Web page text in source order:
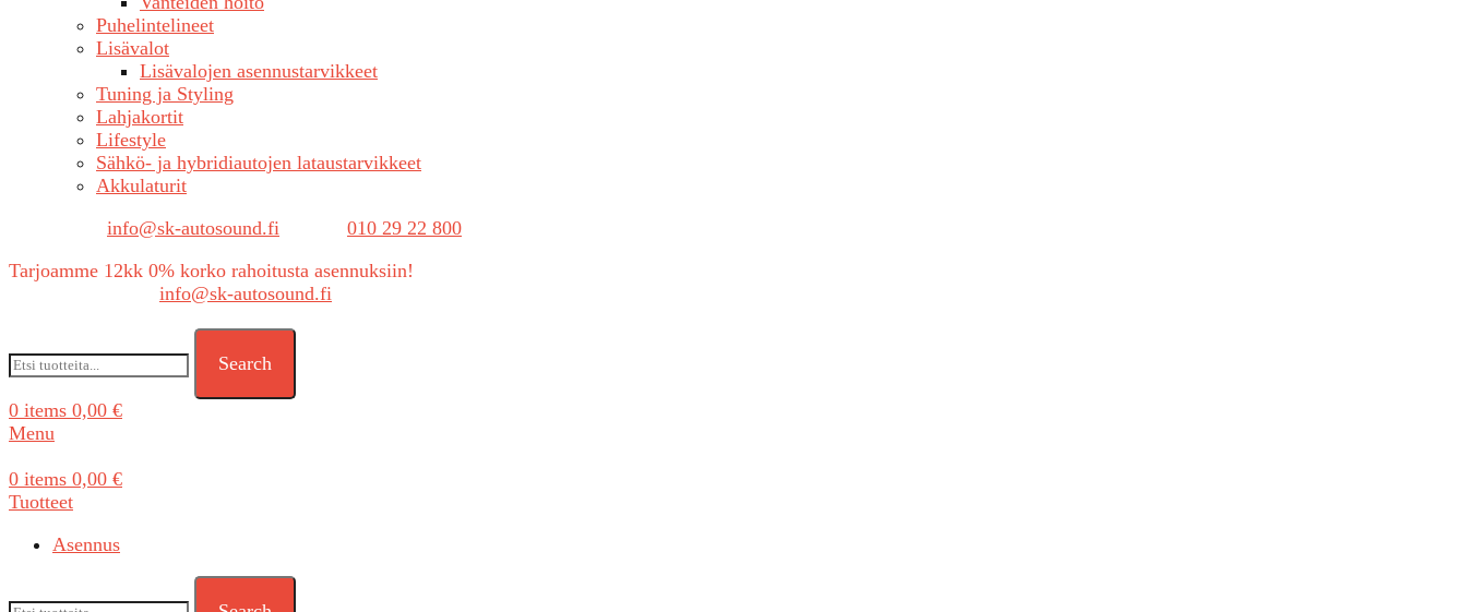
Puhelintelineet
Lisävalot
Lisävalojen asennustarvikkeet
Tuning ja Styling
Lahjakortit
Lifestyle
Sähkö- ja hybridiautojen lataustarvikkeet
Akkulaturit
info@sk-autosound.fi
010 29 22 800
Tarjoamme 12kk 0% korko rahoitusta asennuksiin!
info@sk-autosound.fi
Search
0 items 0,00 €
Menu
0 items 0,00 €
Tuotteet
Asennus